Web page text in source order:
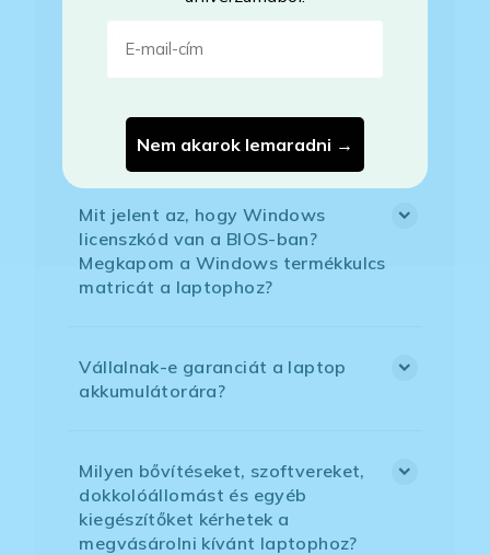
kiszemelt laptopot?
Áfás számlát tudnak adni?
Mit jelent az, hogy Windows
licenszkód van a BIOS-ban?
Megkapom a Windows termékkulcs
matricát a laptophoz?
Vállalnak-e garanciát a laptop
akkumulátorára?
Milyen bővítéseket, szoftvereket,
dokkolóállomást és egyéb
kiegészítőket kérhetek a
megvásárolni kívánt laptophoz?
Nem akarok lemaradni →